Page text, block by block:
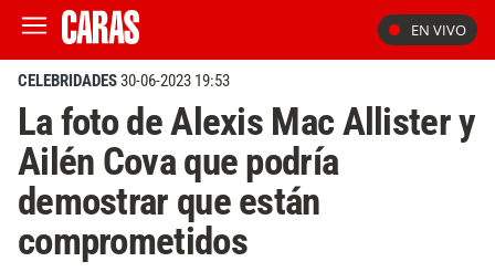
EN VIVO
CELEBRIDADES30-06-2023 19:53
La foto de Alexis Mac Allister y
Ailén Cova que podría
demostrar que están
comprometidos